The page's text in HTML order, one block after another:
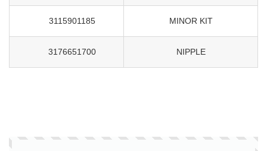
3115901185 MINOR KIT
3176651700 NIPPLE